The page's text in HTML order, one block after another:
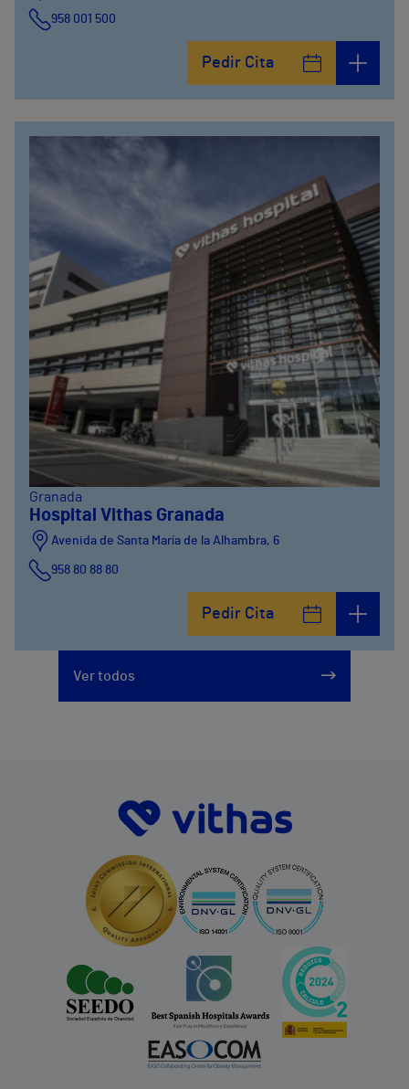
958 001 500
Pedir Cita
Granada
Hospital Vithas Granada
Avenida de Santa María de la Alhambra, 6
958 80 88 80
Pedir Cita
Ver todos